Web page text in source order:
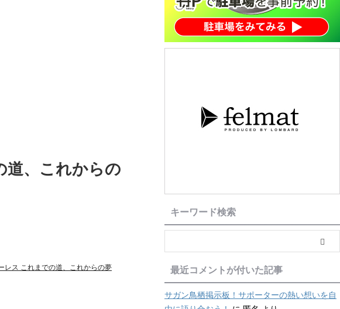
道、これからの
レス これまでの道、これからの夢
キーワード検索
最近コメントが付いた記事
サガン鳥栖掲示板！サポーターの熱い想いを自